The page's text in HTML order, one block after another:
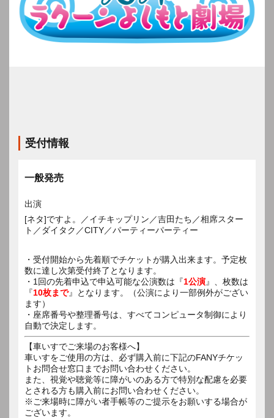
受付情報
一般発売
出演
[ネタ]ですよ。／イチキップリン／吉田たち／相席スター
ト／ダイタク／CITY／パーティーパーティー
・受付開始から先着順でチケットが購入出来ます。予定枚
数に達し次第受付終了となります。
・1回の先着申込で申込可能な公演数は『1公演』、枚数は
『10枚まで』となります。（公演により一部例外がござい
ます）
・座席番号や整理番号は、すべてコンピュータ制御により
自動で決定します。
【車いすでご来場のお客様へ】
車いすをご使用の方は、必ず購入前に下記のFANYチケッ
トお問合せ窓口までお問い合わせください。
また、視覚や聴覚等に障がいのある方で特別な配慮を必要
とされる方も購入前にお問い合わせください。
※ご来場時に障がい者手帳等のご提示をお願いする場合が
ございます。